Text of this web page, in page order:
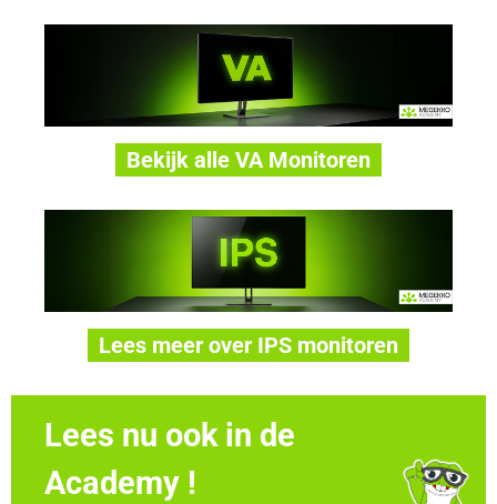
Bekijk alle VA Monitoren
Lees meer over IPS monitoren
Lees nu ook in de
Academy !